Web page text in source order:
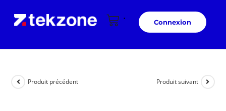
Connexion
Produit précédent Produit suivant